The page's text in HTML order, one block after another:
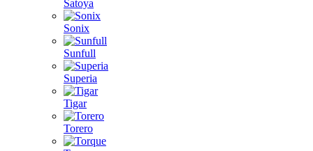
Satoya
Sonix
Sunfull
Superia
Tigar
Torero